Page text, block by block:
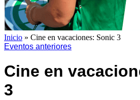
Inicio » Cine en vacaciones: Sonic 3
Eventos anteriores
Cine en
3